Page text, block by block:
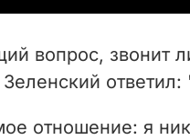
i
d
вопрос, звонит
ответил:
отношение: я